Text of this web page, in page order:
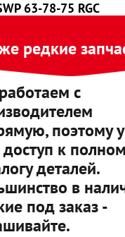
63-78-75 RGC
редкие
с
поэтому
доступ к
деталей.
в
под заказ -